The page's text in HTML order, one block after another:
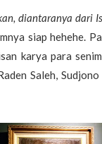
diantaranya dari
siap hehehe.
karya para
Saleh,